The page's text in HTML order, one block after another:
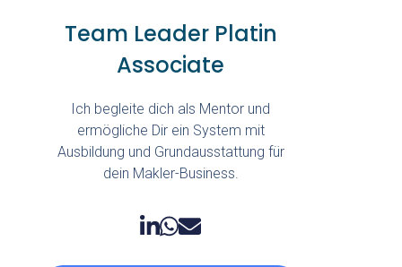
Team Leader Platin
Associate
Ich begleite dich als Mentor und
ermögliche Dir ein System mit
Ausbildung und Grundausstattung für
dein Makler-Business.